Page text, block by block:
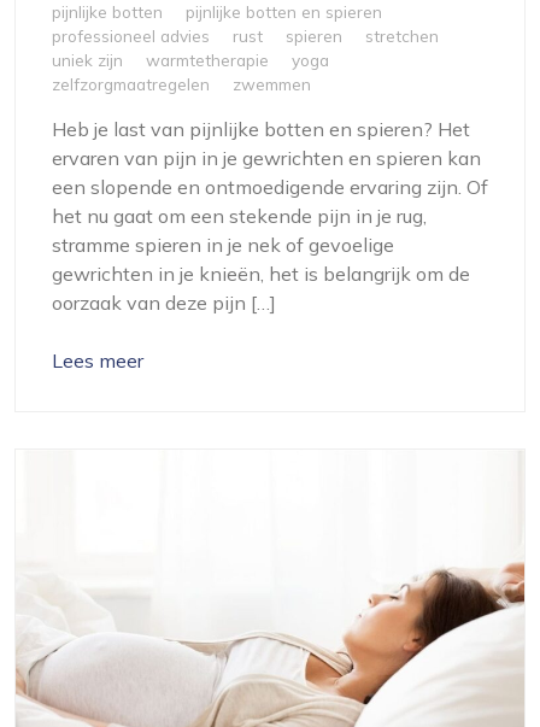
pijnlijke botten
pijnlijke botten en spieren
professioneel advies
rust spieren
stretchen
uniek zijn
warmtetherapie
yoga
zelfzorgmaatregelen
zwemmen
Heb je last van pijnlijke botten en spieren? Het
ervaren van pijn in je gewrichten en spieren kan
een slopende en ontmoedigende ervaring zijn. Of
het nu gaat om een stekende pijn in je rug,
stramme spieren in je nek of gevoelige
gewrichten in je knieën, het is belangrijk om de
oorzaak van deze pijn […]
Lees meer